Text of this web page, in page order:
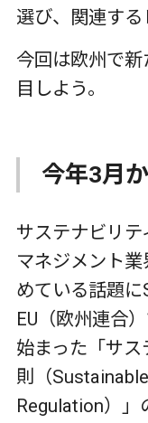
選び、関連する
今回は欧州で
目しよう。
今年3月
サステナビリテ
マネジメント
めている話題に
EU（欧州連合
始まった「サ
則（
Regulation）」